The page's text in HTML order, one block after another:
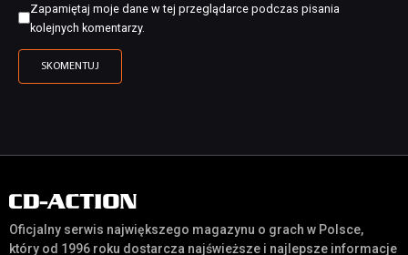
Zapamiętaj moje dane w tej przeglądarce podczas pisania
kolejnych komentarzy.
Oficjalny serwis największego magazynu o grach w Polsce,
który od 1996 roku dostarcza najświeższe i najlepsze informacje